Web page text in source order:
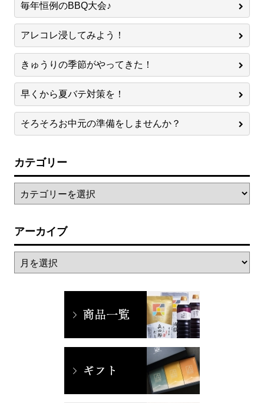
毎年恒例のBBQ大会♪
アレコレ浸してみよう！
きゅうりの季節がやってきた！
早くから夏バテ対策を！
そろそろお中元の準備をしませんか？
カテゴリー
アーカイブ